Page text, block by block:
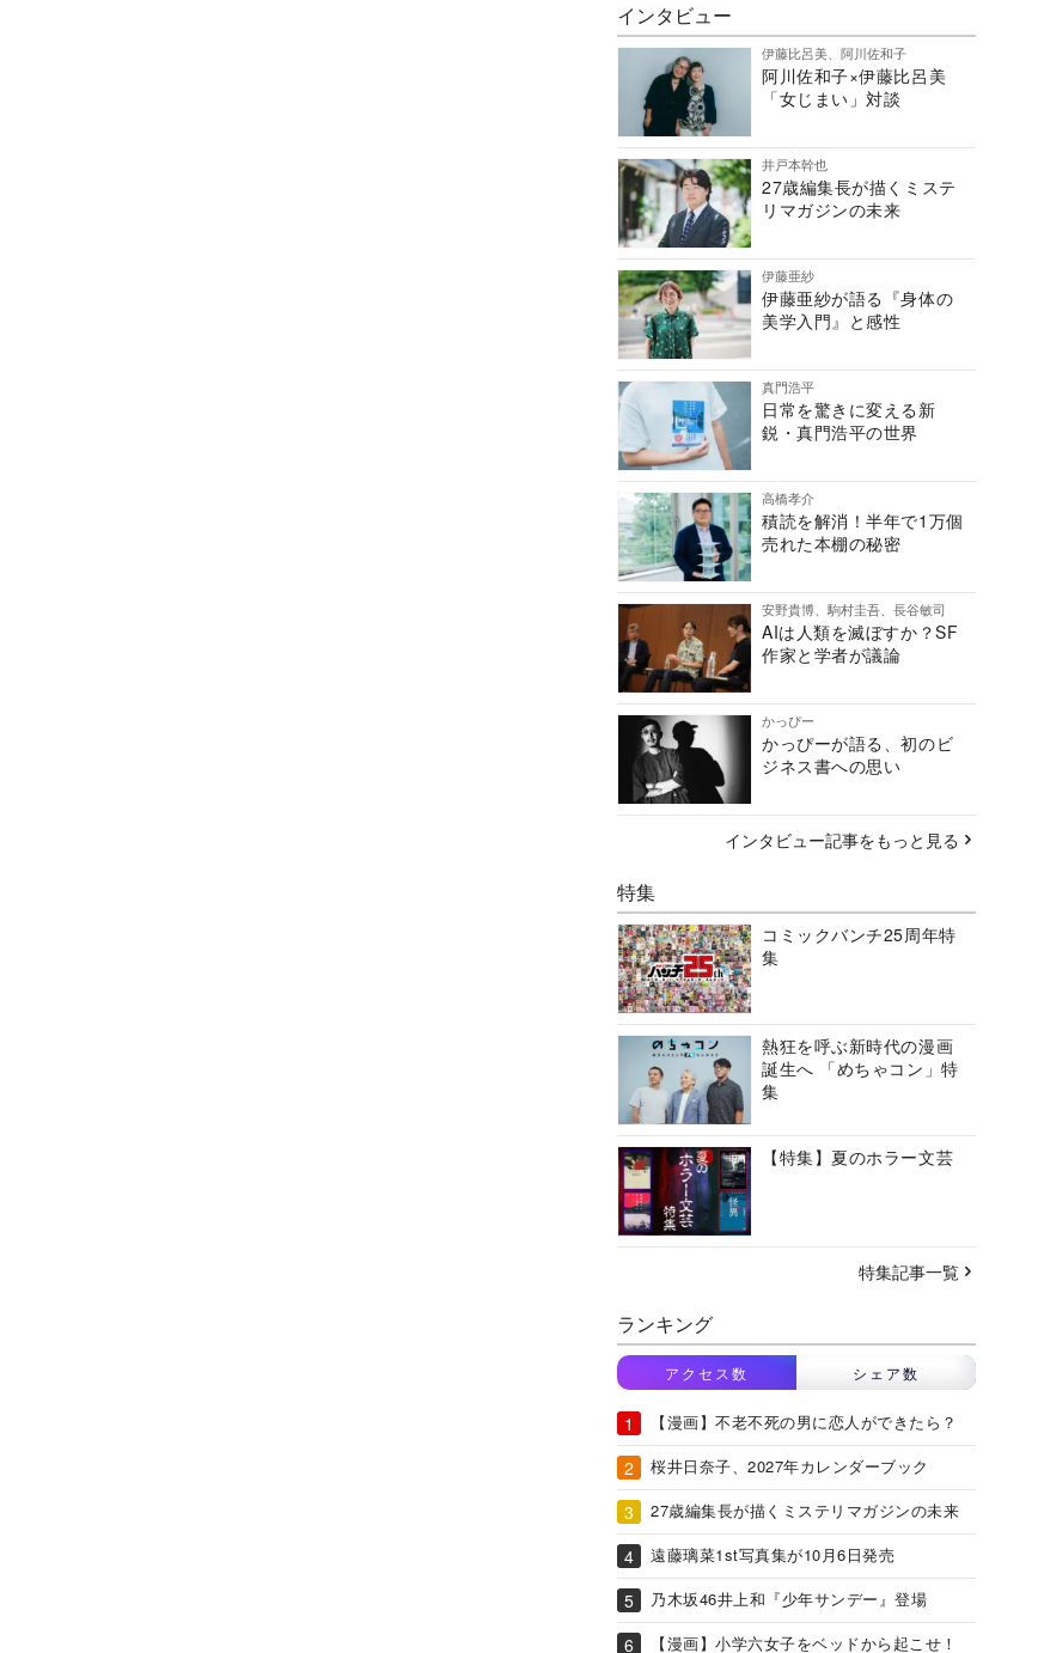
インタビュー
伊藤比呂美、阿川佐和子
阿川佐和子×伊藤比呂美
「女じまい」対談
井戸本幹也
27歳編集長が描くミステ
リマガジンの未来
伊藤亜紗
伊藤亜紗が語る『身体の
美学入門』と感性
真門浩平
日常を驚きに変える新
鋭・真門浩平の世界
高橋孝介
積読を解消！半年で1万個
売れた本棚の秘密
安野貴博、駒村圭吾、長谷敏司
AIは人類を滅ぼすか？SF
作家と学者が議論
かっぴー
かっぴーが語る、初のビ
ジネス書への思い
インタビュー記事をもっと見る
特集
コミックバンチ25周年特
集
熱狂を呼ぶ新時代の漫画
誕生へ 「めちゃコン」特
集
【特集】夏のホラー文芸
特集記事一覧
ランキング
アクセス数 シェア数
【漫画】不老不死の男に恋人ができたら？
桜井日奈子、2027年カレンダーブック
27歳編集長が描くミステリマガジンの未来
遠藤璃菜1st写真集が10月6日発売
乃木坂46井上和『少年サンデー』登場
【漫画】小学六女子をベッドから起こせ！